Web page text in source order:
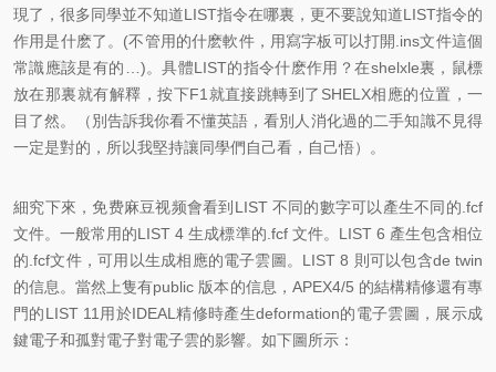
現了，很多同學並不知道LIST指令在哪裏，更不要說知道LIST指令的
作用是什麽了。(不管用的什麽軟件，用寫字板可以打開.ins文件這個
常識應該是有的…)。具體LIST的指令什麽作用？在shelxle裏，鼠標
放在那裏就有解釋，按下F1就直接跳轉到了SHELX相應的位置，一
目了然。（別告訴我你看不懂英語，看別人消化過的二手知識不見得
一定是對的，所以我堅持讓同學們自己看，自己悟）。
細究下來，免费麻豆视频會看到LIST 不同的數字可以產生不同的.fcf
文件。一般常用的LIST 4 生成標準的.fcf 文件。LIST 6 產生包含相位
的.fcf文件，可用以生成相應的電子雲圖。LIST 8 則可以包含de twin
的信息。當然上隻有public 版本的信息，APEX4/5 的結構精修還有專
門的LIST 11用於IDEAL精修時產生deformation的電子雲圖，展示成
鍵電子和孤對電子對電子雲的影響。如下圖所示：